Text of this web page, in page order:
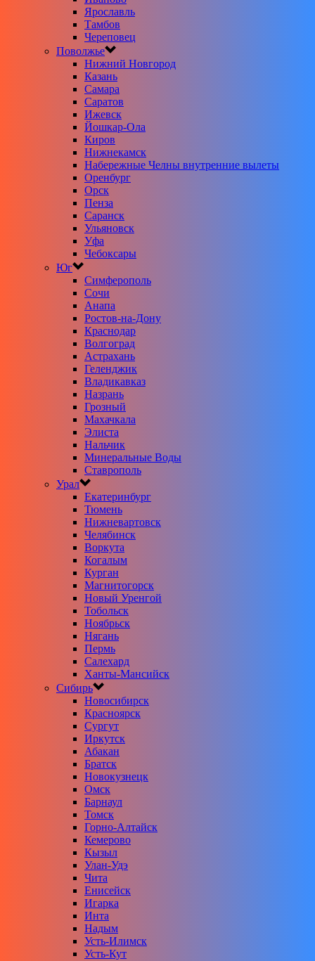
Ярославль
Тамбов
Череповец
Поволжье
Нижний Новгород
Казань
Самара
Саратов
Ижевск
Йошкар-Ола
Киров
Нижнекамск
Набережные Челны внутренние вылеты
Оренбург
Орск
Пенза
Саранск
Ульяновск
Уфа
Чебоксары
Юг
Симферополь
Сочи
Анапа
Ростов-на-Дону
Краснодар
Волгоград
Астрахань
Геленджик
Владикавказ
Назрань
Грозный
Махачкала
Элиста
Нальчик
Минеральные Воды
Ставрополь
Урал
Екатеринбург
Тюмень
Нижневартовск
Челябинск
Воркута
Когалым
Курган
Магнитогорск
Новый Уренгой
Тобольск
Ноябрьск
Нягань
Пермь
Салехард
Ханты-Мансийск
Сибирь
Новосибирск
Красноярск
Сургут
Иркутск
Абакан
Братск
Новокузнецк
Омск
Барнаул
Томск
Горно-Алтайск
Кемерово
Кызыл
Улан-Удэ
Чита
Енисейск
Игарка
Инта
Надым
Усть-Илимск
Усть-Кут